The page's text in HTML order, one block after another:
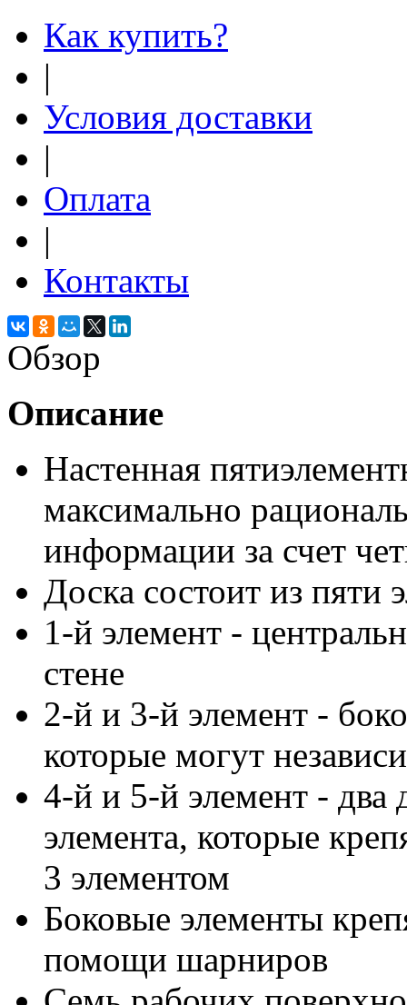
Как купить?
|
Условия доставки
|
Оплата
|
Контакты
Обзор
Описание
Настенная
максимально
информации за счет
Доска состоит из пяти
1-й элемент -
стене
2-й и 3-й элемент -
которые могут
4-й и 5-й элемент - два
элемента, которые
3 элементом
Боковые элементы
помощи шарниров